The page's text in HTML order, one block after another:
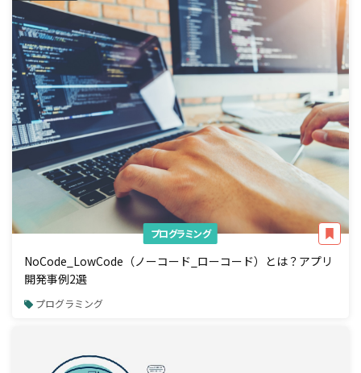
プログラミング
NoCode_LowCode（ノーコード_ローコード）とは？アプリ
開発事例2選
プログラミング